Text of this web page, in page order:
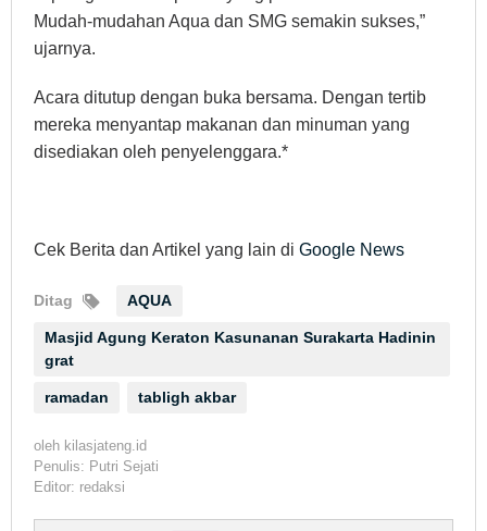
Mudah-mudahan Aqua dan SMG semakin sukses,”
ujarnya.
Acara ditutup dengan buka bersama. Dengan tertib
mereka menyantap makanan dan minuman yang
disediakan oleh penyelenggara.*
Cek Berita dan Artikel yang lain di Google News
Ditag AQUA
Masjid Agung Keraton Kasunanan Surakarta Hadinin
grat
ramadan tabligh akbar
oleh kilasjateng.id
Penulis: Putri Sejati
Editor: redaksi